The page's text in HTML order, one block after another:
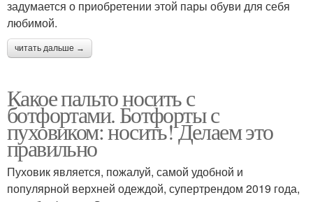
задумается о приобретении этой пары обуви для себя
любимой.
читать дальше →
Какое пальто носить с
ботфортами. Ботфорты с
пуховиком: носить! Делаем это
правильно
Пуховик является, пожалуй, самой удобной и
популярной верхней одеждой, супертрендом 2019 года,